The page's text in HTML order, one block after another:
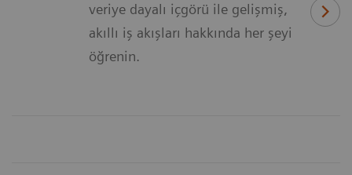
veriye dayalı içgörü ile gelişmiş,
akıllı iş akışları hakkında her şeyi
öğrenin.